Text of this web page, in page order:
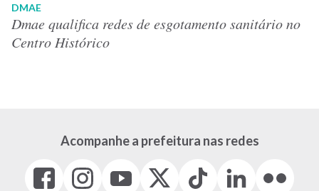
DMAE
Dmae qualifica redes de esgotamento sanitário no
Centro Histórico
Acompanhe a prefeitura nas redes
Facebook
(link
Instagram
(link
(link
(Antigo
Tiktok
(link
LinkedIn
(link
(link